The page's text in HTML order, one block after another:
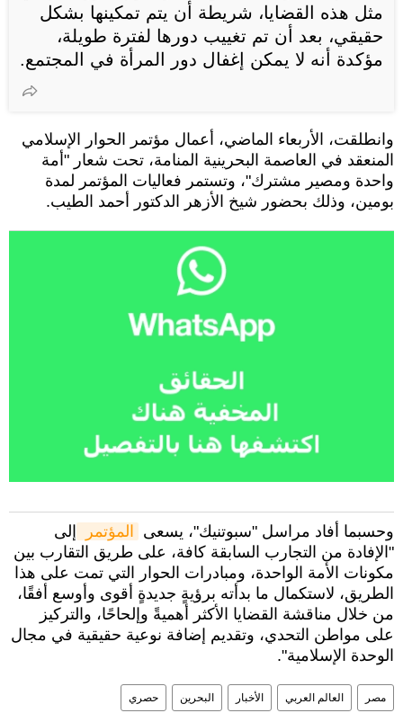
مثل هذه القضايا، شريطة أن يتم تمكينها بشكل
حقيقي، بعد أن تم تغييب دورها لفترة طويلة،
مؤكدة أنه لا يمكن إغفال دور المرأة في المجتمع.
وانطلقت، الأربعاء الماضي، أعمال مؤتمر الحوار الإسلامي
المنعقد في العاصمة البحرينية المنامة، تحت شعار "أمة
واحدة ومصير مشترك"، وتستمر فعاليات المؤتمر لمدة
بومين، وذلك بحضور شيخ الأزهر الدكتور أحمد الطيب.
وحسبما أفاد مراسل "سبوتنيك"، يسعى المؤتمر
إلى
"الإفادة من التجارب السابقة كافة، على طريق التقارب بين
مكونات الأمة الواحدة، ومبادرات الحوار التي تمت على هذا
الطريق، لاستكمال ما بدأته برؤيةٍ جديدةٍ أقوى وأوسع أفقًا،
من خلال مناقشة القضايا الأكثر أهميةً وإلحاحًا، والتركيز
على مواطن التحدي، وتقديم إضافة نوعية حقيقية في مجال
الوحدة الإسلامية".
مصر العالم العربي الأخبار البحرين حصري